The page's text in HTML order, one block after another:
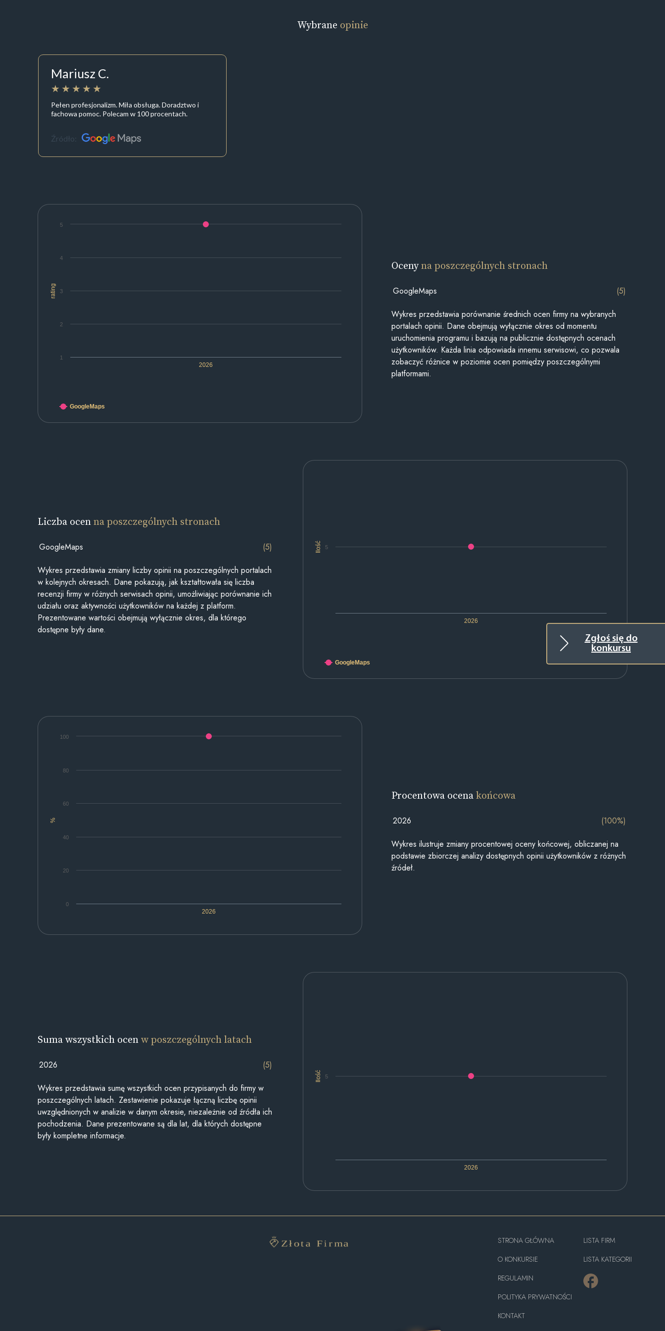
Zgłoś się do
konkursu
Wybrane opinie
Mariusz C.
Pełen profesjonalizm. Miła obsługa. Doradztwo i
fachowa pomoc. Polecam w 100 procentach.
Źródło:
rating
2026
1
2
3
4
5
GoogleMaps
Ocenyna poszczególnych stronach
GoogleMaps (5)
Wykres przedstawia porównanie średnich ocen firmy na wybranych
portalach opinii. Dane obejmują wyłącznie okres od momentu
uruchomienia programu i bazują na publicznie dostępnych ocenach
użytkowników. Każda linia odpowiada innemu serwisowi, co pozwala
zobaczyć różnice w poziomie ocen pomiędzy poszczególnymi
platformami.
Ilość
2026
5
GoogleMaps
Liczba ocenna poszczególnych stronach
GoogleMaps (5)
Wykres przedstawia zmiany liczby opinii na poszczególnych portalach
w kolejnych okresach. Dane pokazują, jak kształtowała się liczba
recenzji firmy w różnych serwisach opinii, umożliwiając porównanie ich
udziału oraz aktywności użytkowników na każdej z platform.
Prezentowane wartości obejmują wyłącznie okres, dla którego
dostępne były dane.
%
2026
0
20
40
60
80
100
Procentowa ocenakońcowa
2026 (100%)
Wykres ilustruje zmiany procentowej oceny końcowej, obliczanej na
podstawie zbiorczej analizy dostępnych opinii użytkowników z różnych
źródeł.
Ilość
2026
5
Suma wszystkich ocenw poszczególnych latach
2026 (5)
Wykres przedstawia sumę wszystkich ocen przypisanych do firmy w
poszczególnych latach. Zestawienie pokazuje łączną liczbę opinii
uwzględnionych w analizie w danym okresie, niezależnie od źródła ich
pochodzenia. Dane prezentowane są dla lat, dla których dostępne
były kompletne informacje.
STRONA GŁÓWNA
O KONKURSIE
REGULAMIN
POLITYKA PRYWATNOŚCI
KONTAKT
LISTA FIRM
LISTA KATEGORII